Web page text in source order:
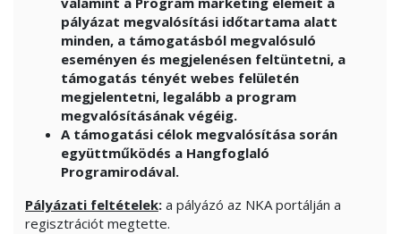
pályázat megvalósítási időtartama alatt
minden, a támogatásból megvalósuló
eseményen és megjelenésen feltüntetni, a
támogatás tényét webes felületén
megjelentetni, legalább a program
megvalósításának végéig.
A támogatási célok megvalósítása során
együttműködés a Hangfoglaló
Programirodával.
Pályázati feltételek: a pályázó az NKA portálján a
regisztrációt megtette.